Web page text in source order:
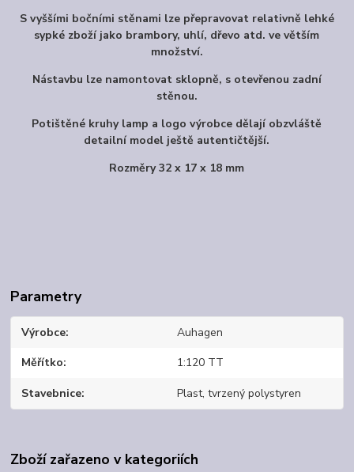
S vyššími bočními stěnami lze přepravovat relativně lehké
sypké zboží jako brambory, uhlí, dřevo atd. ve větším
množství.
Nástavbu lze namontovat sklopně, s otevřenou zadní
stěnou.
Potištěné kruhy lamp a logo výrobce dělají obzvláště
detailní model ještě autentičtější.
Rozměry 32 x 17 x 18 mm
Parametry
Výrobce Auhagen
Měřítko 1:120 TT
Stavebnice Plast, tvrzený polystyren
Zboží zařazeno v kategoriích